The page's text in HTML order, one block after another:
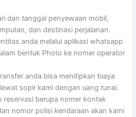
dan tanggal penyewaan mobil,
dan destinasi perjalanan.
anda melalui aplikasi whatsapp
bentuk Photo ke nomer operator
anda bisa menitipkan biaya
sopir kami dengan uang tunai.
reservasi berupa nomer kontak
nomor polisi kendaraan akan kami